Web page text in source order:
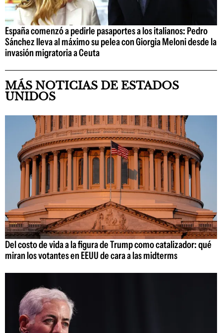
España comenzó a pedirle pasaportes a los italianos: Pedro
Sánchez lleva al máximo su pelea con Giorgia Meloni desde la
invasión migratoria a Ceuta
MÁS NOTICIAS DE ESTADOS
UNIDOS
Del costo de vida a la figura de Trump como catalizador: qué
miran los votantes en EEUU de cara a las midterms